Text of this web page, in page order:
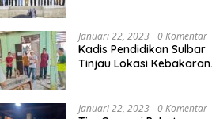
Januari 22, 2023 0 Komentar
Kadis Pendidikan Sulbar
Tinjau Lokasi Kebakaran
Januari 22, 2023 0 Komentar